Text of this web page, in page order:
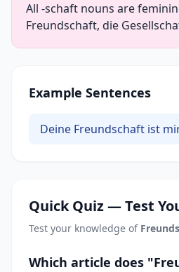
All -schaft nouns are
Freundschaft, die
Example Sentences
Deine Freundschaft ist
Quick Quiz — Test
Test your knowledge of
Which article does